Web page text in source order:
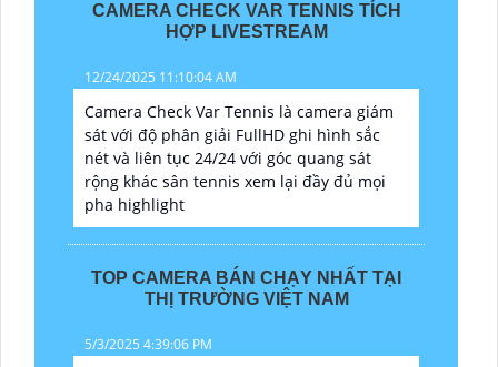
CAMERA CHECK VAR TENNIS TÍCH
HỢP LIVESTREAM
12/24/2025 11:10:04 AM
Camera Check Var Tennis là camera giám
sát với độ phân giải FullHD ghi hình sắc
nét và liên tục 24/24 với góc quang sát
rộng khác sân tennis xem lại đầy đủ mọi
pha highlight
TOP CAMERA BÁN CHẠY NHẤT TẠI
THỊ TRƯỜNG VIỆT NAM
5/3/2025 4:39:06 PM